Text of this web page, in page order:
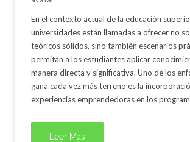
En el contexto actual de la educación
universidades están llamadas a ofrecer no
teóricos sólidos, sino también escenarios
permitan a los estudiantes aplicar
manera directa y significativa. Uno de los
gana cada vez más terreno es la
experiencias emprendedoras en los
Leer Más